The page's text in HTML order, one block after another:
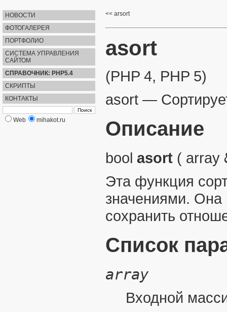
НОВОСТИ
ФОТОГАЛЕРЕЯ
ПОРТФОЛИО
СИСТЕМА УПРАВЛЕНИЯ
САЙТОМ
СПРАВОЧНИК: PHP5.4
СКРИПТЫ
КОНТАКТЫ
Web mihakot.ru
arsort
asort
(PHP 4, PHP 5)
asort —
Описание
bool asort ( array
Эта функция
значениями. Она
сохранить
Список
array
Входной